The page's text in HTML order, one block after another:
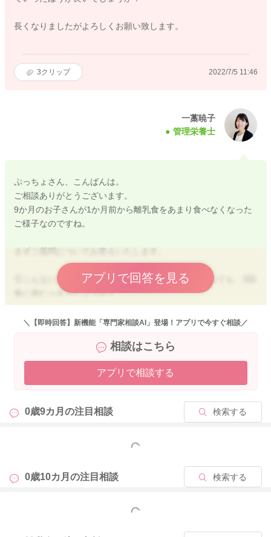
長くなりましたがよろしくお願い致します。
3クリップ 2022/7/5 11:46
一藁暁子
管理栄養士
ぷっちょさん、こんばんは。
ご相談ありがとうございます。
9か月のお子さんが1か月前から離乳食をあまり食べなくなった
ご様子なのですね。
まずご質問についてお答えいたします。
①こんなに食べる量が少なかったり、食べムラがあっても、3回
食に進むべきでしょうか？
⇒9か月以降になると、授乳だけでは1日に必要な栄養を補えな
でいくことをおすすめします。
ひと口でも食べることで、食べる練習（咀嚼機能・消化機能の
発達促進）にもなりますし、生活リズムもつきやすくなり、
きます。
赤ちゃんの食欲はムラがありますので、食事回数がたまに1回や
範囲で3回食をすすめてみてくださいね。
②3回食はいつまでには必ず始めたほうが良いという目安はあり
⇒上記の理由から9か月以降になったら3回食にすすめることが
アプリで回答を見る
＼【即時回答】新機能「専門家相談AI」登場！アプリで今すぐ相談／
相談はこちら
アプリで相談する
0歳9カ月の注目相談 検索する
もっと見る
0歳10カ月の注目相談 検索する
もっと見る